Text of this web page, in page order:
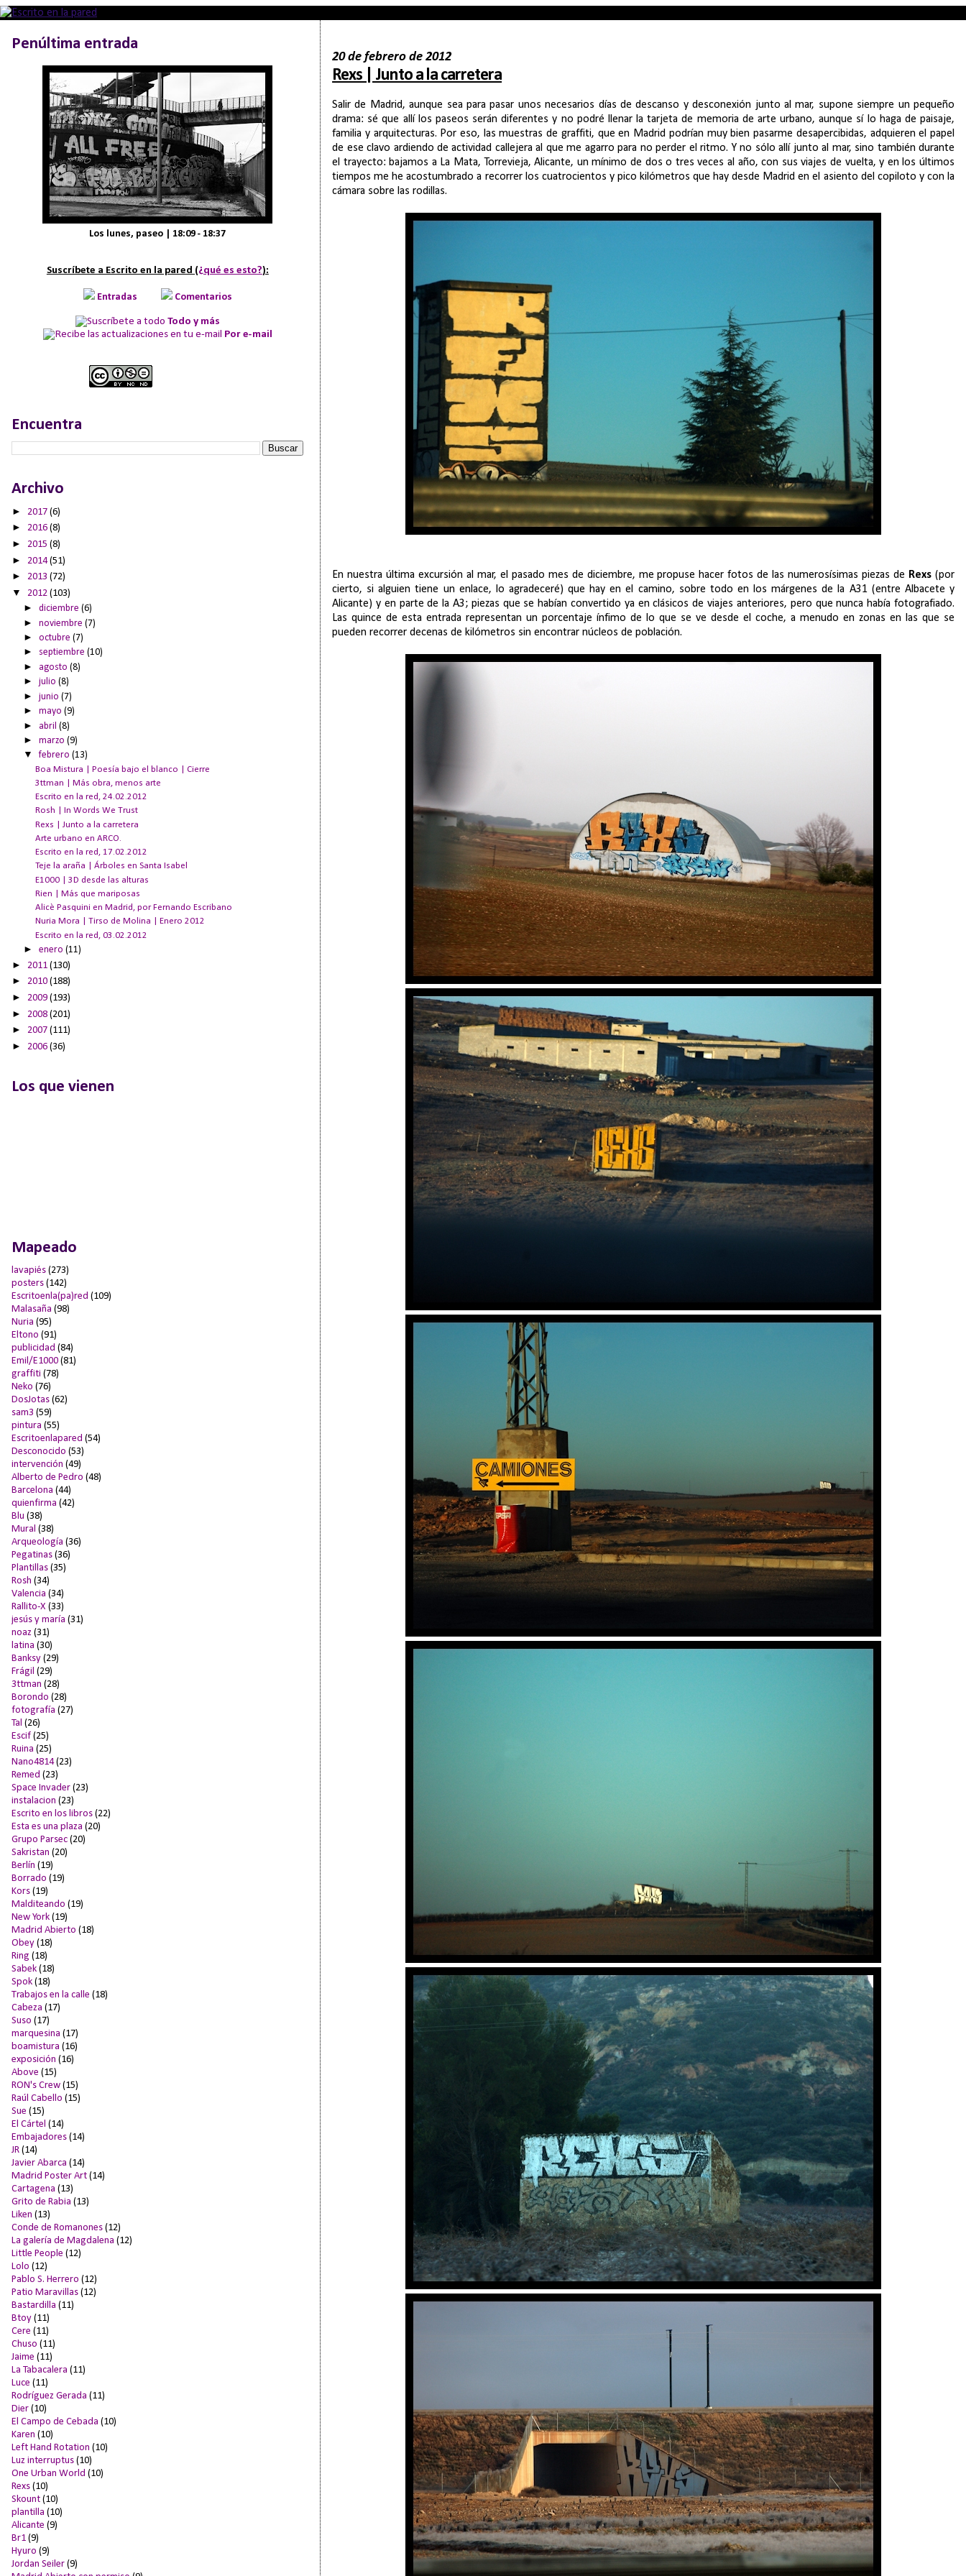
20 de febrero de 2012
Rexs | Junto a la carretera
Salir de Madrid, aunque sea para pasar unos necesarios días de descanso y desconexión junto al mar, supone siempre un pequeño
drama: sé que allí los paseos serán diferentes y no podré llenar la tarjeta de memoria de arte urbano, aunque sí lo haga de paisaje,
familia y arquitecturas. Por eso, las muestras de graffiti, que en Madrid podrían muy bien pasarme desapercibidas, adquieren el papel
de ese clavo ardiendo de actividad callejera al que me agarro para no perder el ritmo. Y no sólo allí junto al mar, sino también durante
el trayecto: bajamos a La Mata, Torrevieja, Alicante, un mínimo de dos o tres veces al año, con sus viajes de vuelta, y en los últimos
tiempos me he acostumbrado a recorrer los cuatrocientos y pico kilómetros que hay desde Madrid en el asiento del copiloto y con la
cámara sobre las rodillas.
En nuestra última excursión al mar, el pasado mes de diciembre, me propuse hacer fotos de las numerosísimas piezas de Rexs (por
cierto, si alguien tiene un enlace, lo agradeceré) que hay en el camino, sobre todo en los márgenes de la A31 (entre Albacete y
Alicante) y en parte de la A3; piezas que se habían convertido ya en clásicos de viajes anteriores, pero que nunca había fotografiado.
Las quince de esta entrada representan un porcentaje ínfimo de lo que se ve desde el coche, a menudo en zonas en las que se
pueden recorrer decenas de kilómetros sin encontrar núcleos de población.
Penúltima entrada
Los lunes, paseo | 18:09 - 18:37
Suscríbete a Escrito en la pared (¿qué es esto?):
Entradas Comentarios
Todo y más
Por e-mail
Encuentra
Archivo
► 2017 (6)
► 2016 (8)
► 2015 (8)
► 2014(51)
► 2013 (72)
▼ 2012 (103)
►diciembre(6)
►noviembre(7)
►octubre(7)
► septiembre(10)
► agosto(8)
►julio(8)
►junio(7)
►mayo(9)
► abril(8)
►marzo(9)
▼febrero(13)
Boa Mistura | Poesía bajo el blanco | Cierre
3ttman | Más obra, menos arte
Escrito en la red, 24.02.2012
Rosh | In Words We Trust
Rexs | Junto a la carretera
Arte urbano en ARCO.
Escrito en la red, 17.02.2012
Teje la araña | Árboles en Santa Isabel
E1000 | 3D desde las alturas
Rien | Más que mariposas
Alicè Pasquini en Madrid, por Fernando Escribano
Nuria Mora | Tirso de Molina | Enero 2012
Escrito en la red, 03.02.2012
►enero(11)
► 2011 (130)
► 2010 (188)
► 2009 (193)
► 2008 (201)
► 2007 (111)
► 2006 (36)
Los que vienen
Mapeado
lavapiés (273)
posters (142)
Escritoenla(pa)red (109)
Malasaña (98)
Nuria (95)
Eltono (91)
publicidad (84)
Emil/E1000 (81)
graffiti (78)
Neko (76)
DosJotas (62)
sam3 (59)
pintura (55)
Escritoenlapared (54)
Desconocido (53)
intervención (49)
Alberto de Pedro (48)
Barcelona (44)
quienfirma (42)
Blu (38)
Mural (38)
Arqueología (36)
Pegatinas (36)
Plantillas (35)
Rosh (34)
Valencia (34)
Rallito-X (33)
jesús y maría (31)
noaz (31)
latina (30)
Banksy (29)
Frágil (29)
3ttman (28)
Borondo (28)
fotografía (27)
Tal (26)
Escif (25)
Ruina (25)
Nano4814 (23)
Remed (23)
Space Invader (23)
instalacion (23)
Escrito en los libros (22)
Esta es una plaza (20)
Grupo Parsec (20)
Sakristan (20)
Berlín (19)
Borrado (19)
Kors (19)
Malditeando (19)
New York (19)
Madrid Abierto (18)
Obey (18)
Ring (18)
Sabek (18)
Spok (18)
Trabajos en la calle (18)
Cabeza (17)
Suso (17)
marquesina (17)
boamistura (16)
exposición (16)
Above (15)
RON's Crew (15)
Raúl Cabello (15)
Sue (15)
El Cártel (14)
Embajadores (14)
JR (14)
Javier Abarca (14)
Madrid Poster Art (14)
Cartagena (13)
Grito de Rabia (13)
Liken (13)
Conde de Romanones (12)
La galería de Magdalena (12)
Little People (12)
Lolo (12)
Pablo S. Herrero (12)
Patio Maravillas (12)
Bastardilla (11)
Btoy (11)
Cere (11)
Chuso (11)
Jaime (11)
La Tabacalera (11)
Luce (11)
Rodríguez Gerada (11)
Dier (10)
El Campo de Cebada (10)
Karen (10)
Left Hand Rotation (10)
Luz interruptus (10)
One Urban World (10)
Rexs (10)
Skount (10)
plantilla (10)
Alicante (9)
Br1 (9)
Hyuro (9)
Jordan Seiler (9)